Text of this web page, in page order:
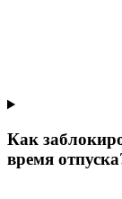
Как
время